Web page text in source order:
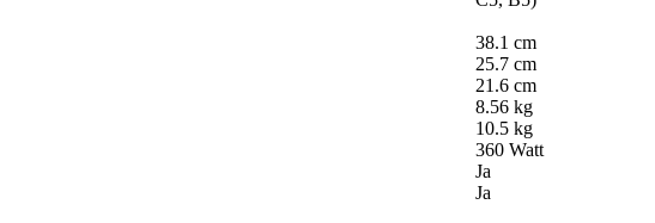
38.1 cm
25.7 cm
21.6 cm
8.56 kg
10.5 kg
360 Watt
Ja
Ja